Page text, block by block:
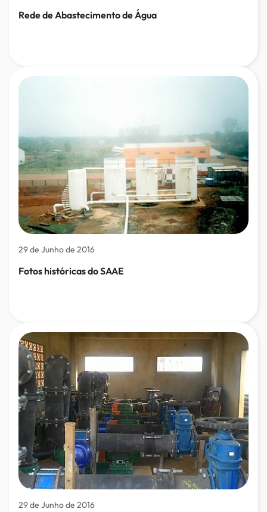
Rede de Abastecimento de Água
29 de Junho de 2016
Fotos históricas do SAAE
29 de Junho de 2016